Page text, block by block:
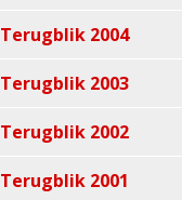
Terugblik 2004
Terugblik 2003
Terugblik 2002
Terugblik 2001